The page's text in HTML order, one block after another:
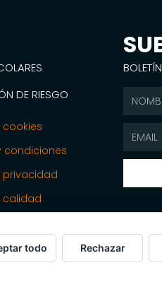
DE RIESGO
cookies
condiciones
privacidad
calidad
todo Rechazar